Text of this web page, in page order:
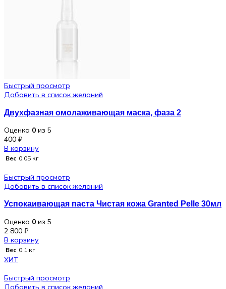
Чувствительная
Свойства
Отбеливание
Очищение
,
Питание
Быстрый просмотр
Добавить в список желаний
Двухфазная омолаживающая маска, фаза 2
Оценка 0 из 5
400 ₽
В корзину
Вес 0.05 кг
Быстрый просмотр
Добавить в список желаний
Успокаивающая паста Чистая кожа Granted Pelle 30мл
Оценка 0 из 5
2 800 ₽
В корзину
Вес 0.1 кг
ХИТ
Быстрый просмотр
Добавить в список желаний